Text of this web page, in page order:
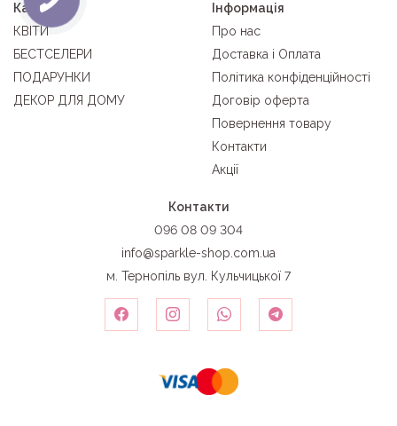
Категорії
КВІТИ
БЕСТСЕЛЕРИ
ПОДАРУНКИ
ДЕКОР ДЛЯ ДОМУ
Інформація
Про нас
Доставка і Оплата
Політика конфіденційності
Договір оферта
Повернення товару
Контакти
Акції
Контакти
096 08 09 304
info@sparkle-shop.com.ua
м. Тернопіль вул. Кульчицької 7